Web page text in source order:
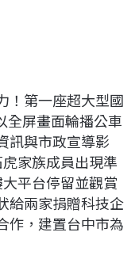
！第一座超大型國
全屏畫面輪播公車
訊與市政宣導影
家族成員出現準
平台停留並觀賞
給兩家捐贈科技企
作，建置台中市為